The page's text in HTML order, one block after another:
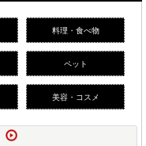
料理・食べ物
ペット
美容・コスメ